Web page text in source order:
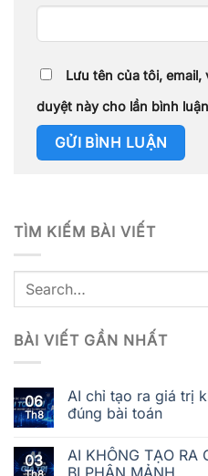
Lưu tên của tôi,
duyệt này cho lần bình
TÌM KIẾM BÀI VIẾT
BÀI VIẾT GẦN NHẤT
06
Th8
AI chỉ tạo ra giá trị
đúng bài toán
03
AI KHÔNG TẠO RA